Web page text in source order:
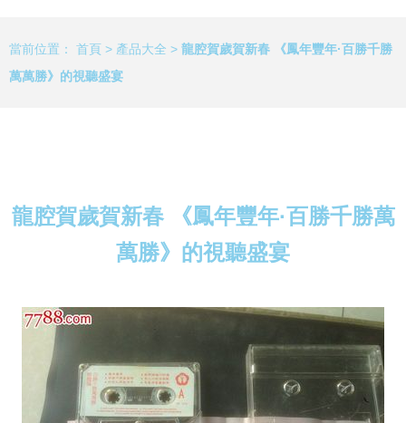
當前位置： 首頁 > 產品大全 > 龍腔賀歲賀新春 《鳳年豐年·百勝千勝
萬萬勝》的視聽盛宴
龍腔賀歲賀新春 《鳳年豐年·百勝千勝萬
萬勝》的視聽盛宴